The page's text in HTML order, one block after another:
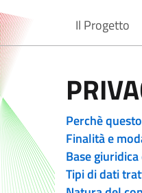
Il Progetto
current
Perchè
Finalità e
Base
Tipi di dati